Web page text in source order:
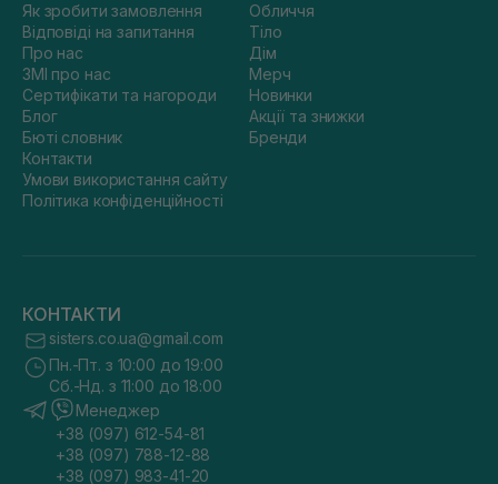
Як зробити замовлення
Відповіді на запитання
Про нас
ЗМІ про нас
Сертифікати та нагороди
Блог
Бюті словник
Контакти
Умови використання сайту
Політика конфіденційності
Обличчя
Тіло
Дім
Мерч
Новинки
Акції та знижки
Бренди
КОНТАКТИ
sisters.co.ua@gmail.com
Пн.-Пт. з 10:00 до 19:00
Сб.-Нд. з 11:00 до 18:00
Менеджер
+38 (097) 612-54-81
+38 (097) 788-12-88
+38 (097) 983-41-20